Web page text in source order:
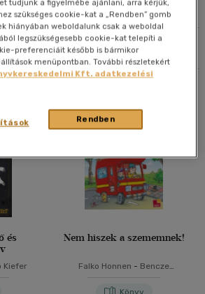
Rendezés
A-Z
Alkalmaz
és
Kiefer
Nem hiszek a szememnek!
Falko Honnen - Bencze
Könyv
tudjunk a figyelmébe ajánlani, arra kérjük,
szükséges cookie-kat a „Rendben” gomb
hiányában weboldalunk csak a weboldal
legszükségesebb cookie-kat telepíti a
preferenciáit később is bármikor
menüpontban. További részletekért
Kft. adatkezelési
Rendben